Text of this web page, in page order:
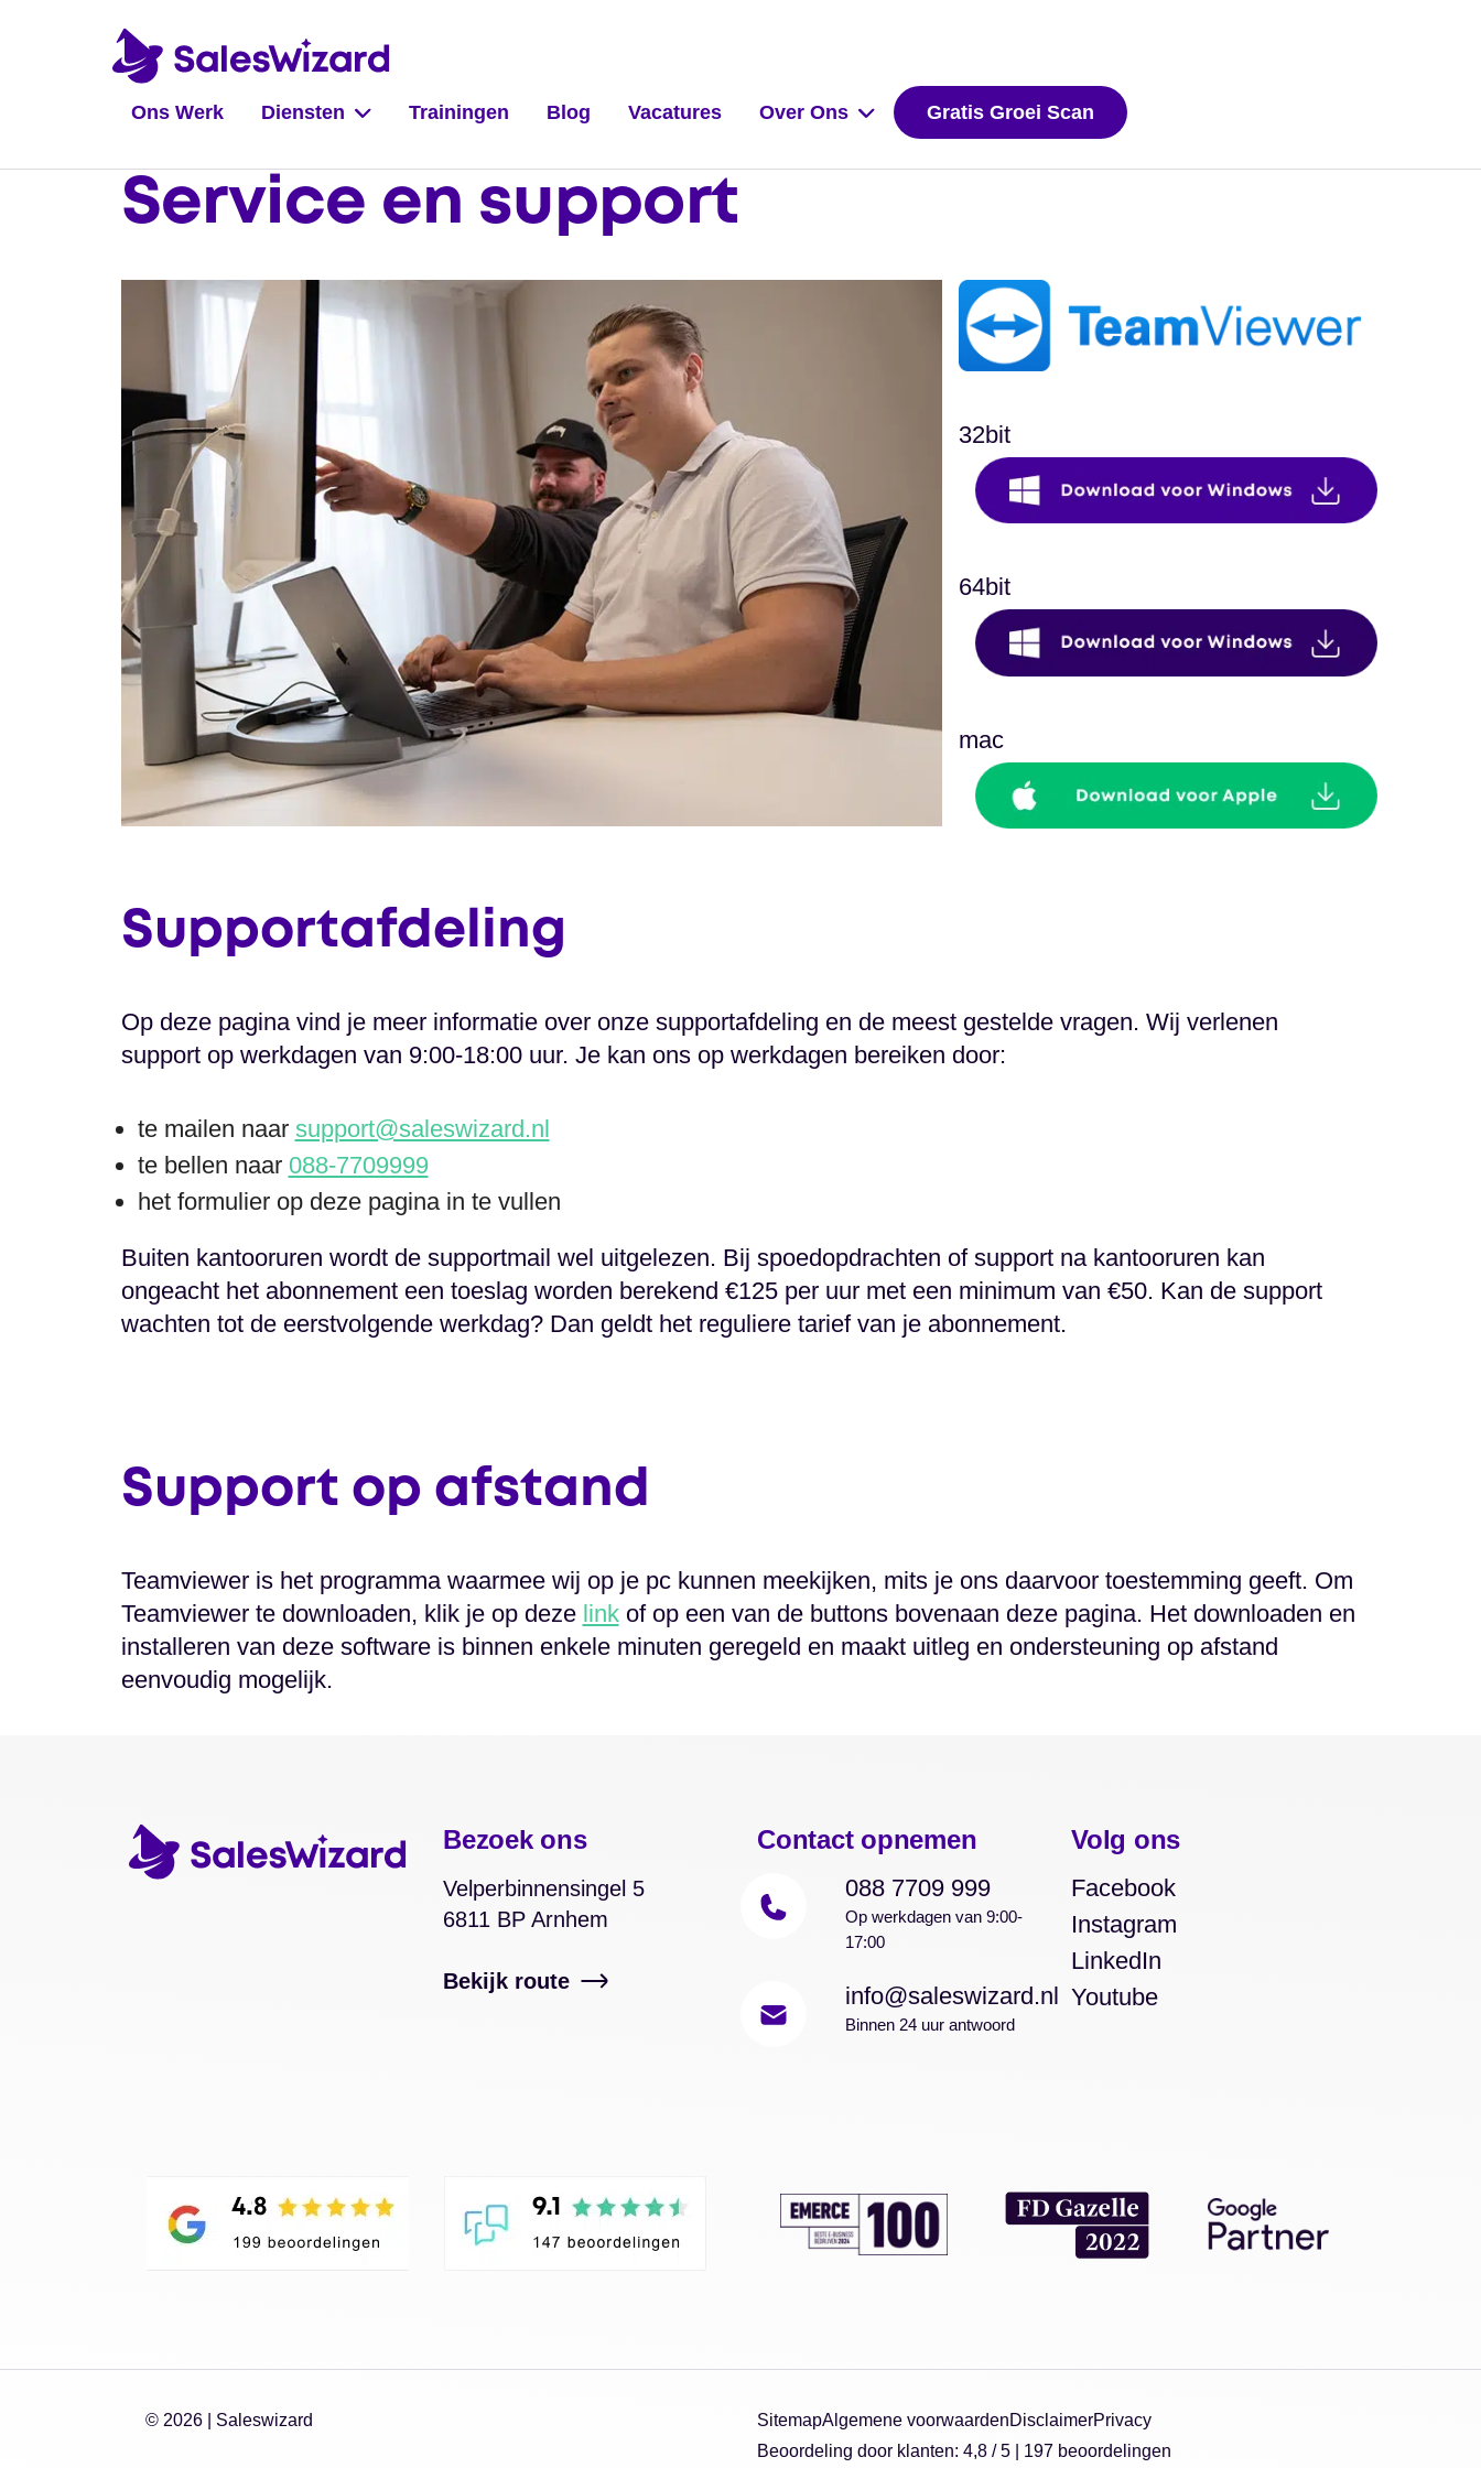
Ons Werk Diensten Trainingen Blog Vacatures Over Ons Gratis Groei Scan
Service en support
32bit
64bit
mac
Supportafdeling
Op deze pagina vind je meer informatie over onze supportafdeling en de meest gestelde vragen. Wij verlenen
support op werkdagen van 9:00-18:00 uur. Je kan ons op werkdagen bereiken door:
te mailen naar support@saleswizard.nl
te bellen naar 088-7709999
het formulier op deze pagina in te vullen
Buiten kantooruren wordt de supportmail wel uitgelezen. Bij spoedopdrachten of support na kantooruren kan
ongeacht het abonnement een toeslag worden berekend €125 per uur met een minimum van €50. Kan de support
wachten tot de eerstvolgende werkdag? Dan geldt het reguliere tarief van je abonnement.
Support op afstand
Teamviewer is het programma waarmee wij op je pc kunnen meekijken, mits je ons daarvoor toestemming geeft. Om
Teamviewer te downloaden, klik je op deze linkof op een van de buttons bovenaan deze pagina. Het downloaden en
installeren van deze software is binnen enkele minuten geregeld en maakt uitleg en ondersteuning op afstand
eenvoudig mogelijk.
Bezoek ons
Velperbinnensingel 5
6811 BP Arnhem
Bekijk route
Contact opnemen
088 7709 999
Op werkdagen van 9:00-
17:00
info@saleswizard.nl
Binnen 24 uur antwoord
Volg ons
Facebook
Instagram
LinkedIn
Youtube
© 2026 | Saleswizard SitemapAlgemene voorwaardenDisclaimerPrivacy
Beoordeling door klanten: 4,8 /5 197 beoordelingen